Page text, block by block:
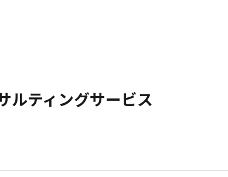
ルティングサービス